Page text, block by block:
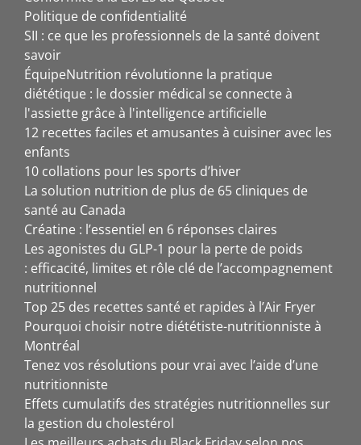
Politique de confidentialité
SII : ce que les professionnels de la santé doivent
savoir
ÉquipeNutrition révolutionne la pratique
diététique : le dossier médical se connecte à
l'assiette grâce à l'intelligence artificielle
12 recettes faciles et amusantes à cuisiner avec les
enfants
10 collations pour les sports d’hiver
La solution nutrition de plus de 65 cliniques de
santé au Canada
Créatine : l’essentiel en 6 réponses claires
Les agonistes du GLP-1 pour la perte de poids
: efficacité, limites et rôle clé de l’accompagnement
nutritionnel
Top 25 des recettes santé et rapides à l’Air Fryer
Pourquoi choisir notre diététiste-nutritionniste à
Montréal
Tenez vos résolutions pour vrai avec l’aide d’une
nutritionniste
Effets cumulatifs des stratégies nutritionnelles sur
la gestion du cholestérol